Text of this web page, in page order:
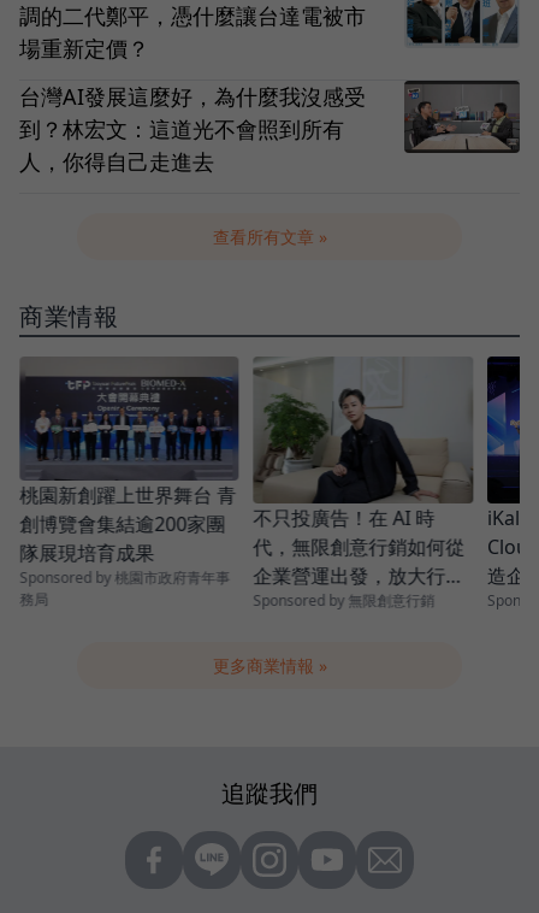
調的二代鄭平，憑什麼讓台達電被市
場重新定價？
台灣AI發展這麼好，為什麼我沒感受
到？林宏文：這道光不會照到所有
人，你得自己走進去
查看所有文章 »
商業情報
桃園新創躍上世界舞台 青
創博覽會集結逾200家團
隊展現培育成果
Sponsored by 桃園市政府青年事
務局
不只投廣告！在 AI 時
代，無限創意行銷如何從
企業營運出發，放大行銷
成效？
Sponsored by 無限創意行銷
iKala
造企
更多商業情報 »
追蹤我們